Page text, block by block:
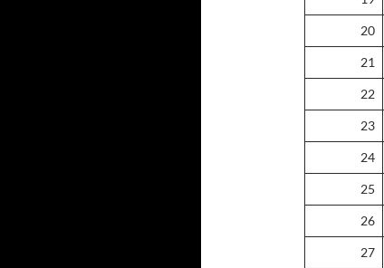
20
21
22
23
24
25
26
27